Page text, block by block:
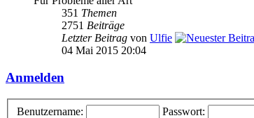
351 Themen
2751 Beiträge
Letzter Beitrag von Ulfie
04 Mai 2015 20:04
Anmelden
Benutzername: Passwort: